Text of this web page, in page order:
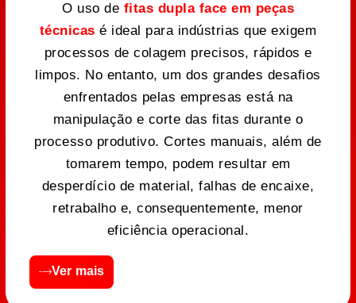
O uso de fitas dupla face em peças
técnicas é ideal para indústrias que exigem
processos de colagem precisos, rápidos e
limpos. No entanto, um dos grandes desafios
enfrentados pelas empresas está na
manipulação e corte das fitas durante o
processo produtivo. Cortes manuais, além de
tomarem tempo, podem resultar em
desperdício de material, falhas de encaixe,
retrabalho e, consequentemente, menor
eficiência operacional.
Ver mais